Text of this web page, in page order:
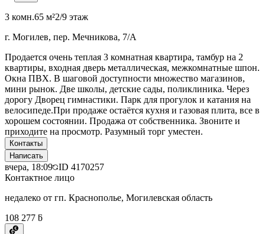
3 комн.65 м²2/9 этаж
г. Могилев, пер. Мечникова, 7/А
Продается очень теплая 3 комнатная квартира, тамбур на 2
квартиры, входная дверь металлическая, межкомнатные шпон.
Окна ПВХ. В шаговой доступности множество магазинов,
мини рынок. Две школы, детские сады, поликлиника. Через
дорогу Дворец гимнастики. Парк для прогулок и катания на
велосипеде.При продаже остаётся кухня и газовая плита, все в
хорошем состоянии. Продажа от собственника. Звоните и
приходите на просмотр. Разумный торг уместен.
Контакты
Написать
вчера, 18:09 ID 4170257
Контактное лицо
недалеко от гп. Краснополье, Могилевская область
108 277 ƃ